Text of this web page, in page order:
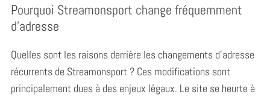
Pourquoi Streamonsport change fréquemment
d’adresse
Quelles sont les raisons derrière les changements d’adresse
récurrents de Streamonsport ? Ces modifications sont
principalement dues à des enjeux légaux. Le site se heurte à